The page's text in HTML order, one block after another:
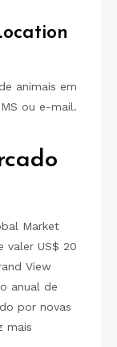
animais em
ou e-mail.
Market
valer US$ 20
View
anual de
por novas
mais